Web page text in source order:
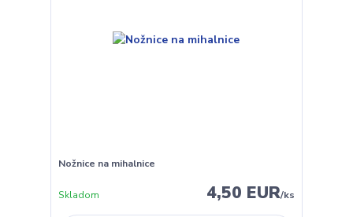
Nožnice na mihalnice
4,50 EUR/ks
Skladom